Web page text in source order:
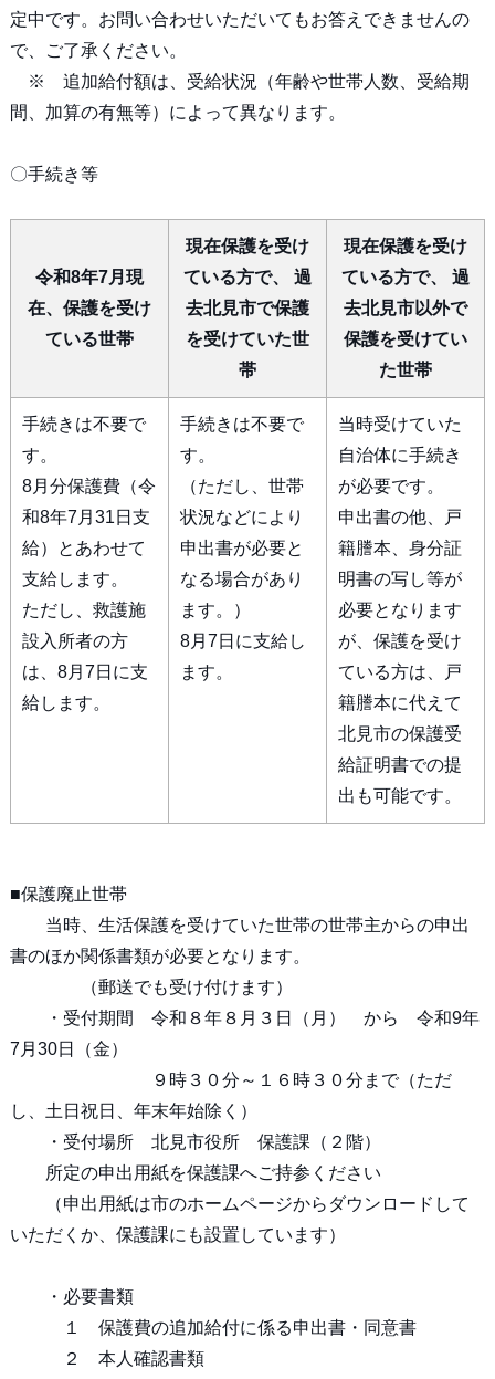
定中です。お問い合わせいただいてもお答えできませんの
で、ご了承ください。
※ 追加給付額は、受給状況（年齢や世帯人数、受給期
間、加算の有無等）によって異なります。
〇手続き等
令和8年7月現
在、保護を受け
ている世帯
現在保護を受け
ている方で、 過
去北見市で保護
を受けていた世
帯
現在保護を受け
ている方で、 過
去北見市以外で
保護を受けてい
た世帯
手続きは不要で
す。
8月分保護費（令
和8年7月31日支
給）とあわせて
支給します。
ただし、救護施
設入所者の方
は、8月7日に支
給します。
手続きは不要で
す。
（ただし、世帯
状況などにより
申出書が必要と
なる場合があり
ます。）
8月7日に支給し
ます。
当時受けていた
自治体に手続き
が必要です。
申出書の他、戸
籍謄本、身分証
明書の写し等が
必要となります
が、保護を受け
ている方は、戸
籍謄本に代えて
北見市の保護受
給証明書での提
出も可能です。
■保護廃止世帯
当時、生活保護を受けていた世帯の世帯主からの申出
書のほか関係書類が必要となります。
（郵送でも受け付けます）
・受付期間 令和８年８月３日（月） から 令和9年
7月30日（金）
９時３０分～１６時３０分まで（ただ
し、土日祝日、年末年始除く）
・受付場所 北見市役所 保護課（２階）
所定の申出用紙を保護課へご持参ください
（申出用紙は市のホームページからダウンロードして
いただくか、保護課にも設置しています）
・必要書類
１ 保護費の追加給付に係る申出書・同意書
２ 本人確認書類